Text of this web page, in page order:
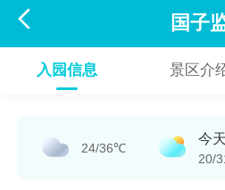
 国子
入园信息 景区介
24/36℃
今天
20/